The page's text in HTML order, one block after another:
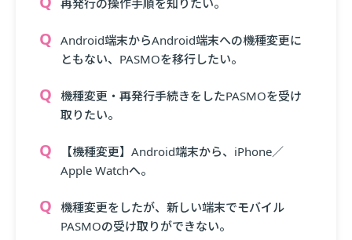
再発行の操作手順を知りたい。
Android端末からAndroid端末への機種変更に
ともない、PASMOを移行したい。
機種変更・再発行手続きをしたPASMOを受け
取りたい。
【機種変更】Android端末から、iPhone／
Apple Watchへ。
機種変更をしたが、新しい端末でモバイル
PASMOの受け取りができない。